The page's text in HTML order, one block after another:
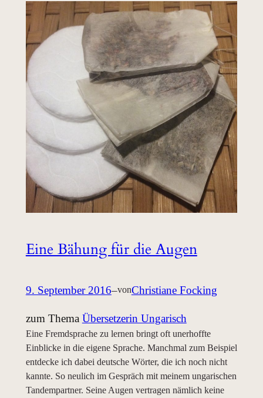
Eine Bähung für die Augen
9. September 2016–vonChristiane Focking
zum Thema Übersetzerin Ungarisch
Eine Fremdsprache zu lernen bringt oft unerhoffte
Einblicke in die eigene Sprache. Manchmal zum Beispiel
entdecke ich dabei deutsche Wörter, die ich noch nicht
kannte. So neulich im Gespräch mit meinem ungarischen
Tandempartner. Seine Augen vertragen nämlich keine